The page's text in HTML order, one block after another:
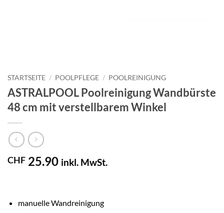
STARTSEITE / POOLPFLEGE / POOLREINIGUNG
ASTRALPOOL Poolreinigung Wandbürste
48 cm mit verstellbarem Winkel
CHF 25.90 inkl. MwSt.
manuelle Wandreinigung